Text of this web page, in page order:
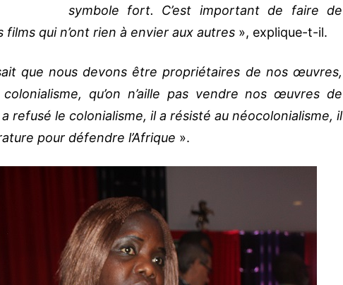
symbole fort. C’est important de faire de
qui n’ont rien à envier aux autres », explique-t-il.
que nous devons être propriétaires de nos œuvres,
qu’on n’aille pas vendre nos œuvres de
refusé le colonialisme, il a résisté au néocolonialisme, il
pour défendre l’Afrique ».